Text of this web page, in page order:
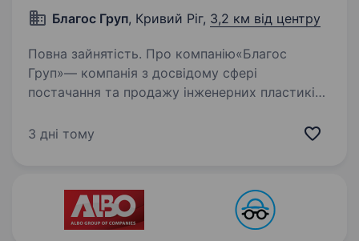
Благос Груп, Кривий Ріг, 3,2 км від центру
Повна зайнятість. Про компанію«Благос
Груп»— компанія з досвідому сфері
постачання та продажу інженерних пластиків
шукаємо активного менеджера з B2B-
3 дні тому